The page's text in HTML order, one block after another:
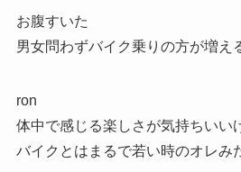
お腹すいた
男女問わずバイク乗りの方が増え
ron
体中で感じる楽しさが気持ちいい
バイクとはまるで若い時のオレみ